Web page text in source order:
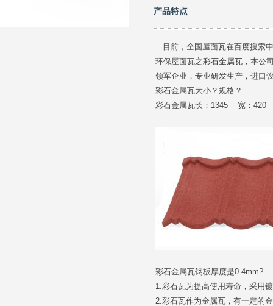
产品特点
目前，全国屋面瓦在百度搜索
环保屋面瓦之彩石金属瓦 ，本公
领军企业，专业研发生产，进口
彩石金属瓦大小？规格？
彩石金属瓦长：1345 宽：420
彩石金属瓦钢板厚度是0.4mm?
1.彩石瓦为提高使用寿命，采用
2.彩石瓦作为金属瓦，有一定的